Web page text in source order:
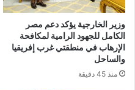
وزير الخارجية يؤكد دعم مصر
الكامل للجهود الرامية لمكافحة
الإرهاب في منطقتي غرب إفريقيا
والساحل
منذ 45 دقيقة